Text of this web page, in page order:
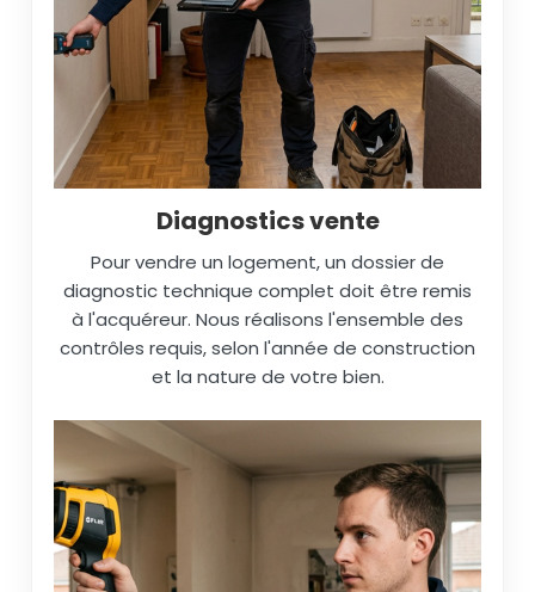
Diagnostics vente
Pour vendre un logement, un dossier de
diagnostic technique complet doit être remis
à l'acquéreur. Nous réalisons l'ensemble des
contrôles requis, selon l'année de construction
et la nature de votre bien.